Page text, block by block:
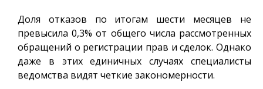
Доля отказов по итогам шести месяцев не
превысила 0,3% от общего числа рассмотренных
обращений о регистрации прав и сделок. Однако
даже в этих единичных случаях специалисты
ведомства видят четкие закономерности.